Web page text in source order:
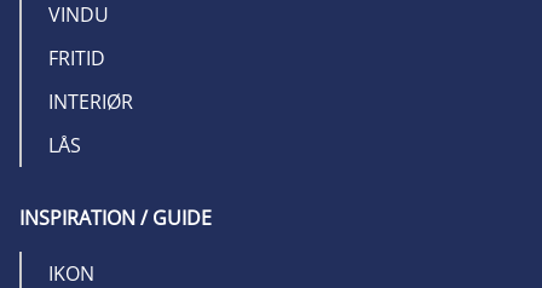
VINDU
FRITID
INTERIØR
LÅS
INSPIRATION / GUIDE
IKON